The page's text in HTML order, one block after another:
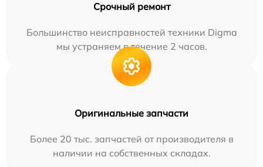
Срочный ремонт
Большинство неисправностей техники Digma
мы устраняем в течение 2 часов.
Оригинальные запчасти
Более 20 тыс. запчастей от производителя в
наличии на собственных складах.